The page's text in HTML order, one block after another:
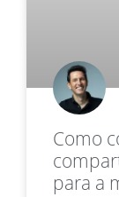
Como
para a